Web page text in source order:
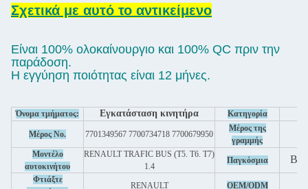
Σχετικά με αυτό το αντικείμενο
Είναι 100% ολοκαίνουργιο και 100% QC πριν την
παράδοση.
Η εγγύηση ποιότητας είναι 12 μήνες.
Όνομα τμήματος: Εγκατάσταση κινητήρα Κατηγορία
Μέρος Νο. 7701349567 7700734718 7700679950
Μέρος της
γραμμής
Μοντέλο
αυτοκινήτου
RENAULT TRAFIC BUS (T5. T6. T7)
1.4
Παγκόσμια
Φτιάξτε
RENAULT OEM/ODM